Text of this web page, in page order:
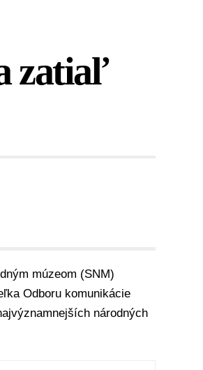
zatiaľ
múzeom (SNM)
Odboru komunikácie
národných